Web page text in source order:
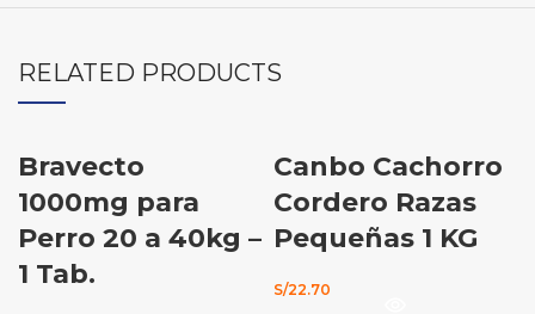
RELATED PRODUCTS
-21%
Bravecto
1000mg para
Perro 20 a 40kg –
1 Tab.
AGOTADO
Canbo Cachorro
Cordero Razas
Pequeñas 1 KG
S/22.70